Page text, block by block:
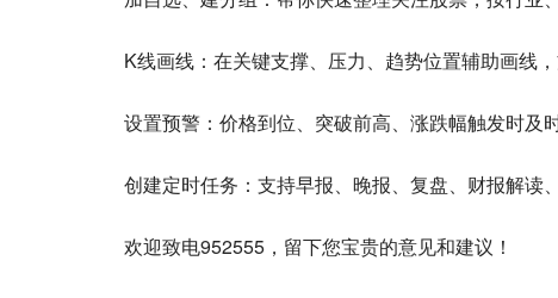
K线画线：在关键支撑、压力、趋势位置辅助画线，
设置预警：价格到位、突破前高、涨跌幅触发时及时
创建定时任务：支持早报、晚报、复盘、财报解读
欢迎致电952555，留下您宝贵的意见和建议！